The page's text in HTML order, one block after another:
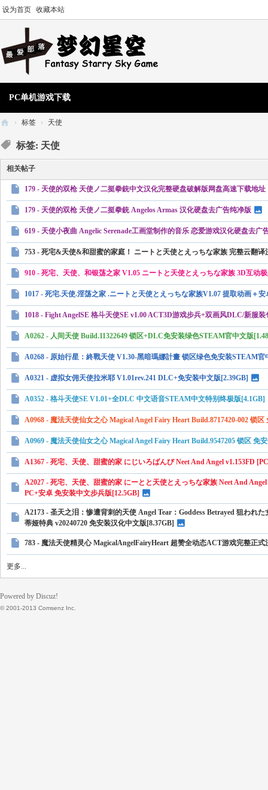
设为首页 收藏本站
PC单机游戏下载
梦
幻
星
游
戏
› 标签 › 天使
标签: 天使
相关帖子
179 - 天使的双枪 天使ノ二挺拳銃中文汉化完整硬盘破解版网盘高速下载地址
179 - 天使的双枪 天使ノ二挺拳銃 Angelos Armas 汉化硬盘去广告纯净版
619 - 天使小夜曲 Angelic Serenade工画堂制作的音乐 恋爱游戏汉化硬盘去广
753 - 死宅&天使&和甜蜜的家庭！ ニートと天使とえっちな家族 完整云翻译
910 - 死宅、天使、和银荡之家 V1.05 ニートと天使とえっちな家族 3D互动
1017 - 死宅.天使.淫荡之家 .ニートと天使とえっちな家族V1.07 提取动画＋
1018 - Fight AngelSE 格斗天使SE v1.00 ACT3D游戏步兵+双画风DLC/新服
A0262 - 人间天使 Build.11322649 锁区+DLC免安装绿色STEAM官中文版
A0268 - 原始行星：終戰天使 V1.30-黑暗瑪娜計畫 锁区绿色免安装STEAM官
A0321 - 虚拟女佣天使拉米耶 V1.01rev.241 DLC+免安装中文版[2.39GB]
A0352 - 格斗天使SE V1.01+全DLC 中文语音STEAM中文特别终极版[4.1GB]
A0968 - 魔法天使仙女之心 Magical Angel Fairy Heart Build.8717420-002 锁
A0969 - 魔法天使仙女之心 Magical Angel Fairy Heart Build.9547205 锁区 免
A1367 - 死宅、天使、甜蜜的家 にじいろばんび Neet And Angel v1.153FD
A2027 - 死宅、天使、甜蜜的家 にーとと天使とえっちな家族 Neet And
PC+安卓 免安装中文步兵版[12.5GB]
A2173 - 圣天之泪：惨遭背刺的天使 Angel Tear：Goddess Betrayed 狙われ
蒂娅特典 v20240720 免安装汉化中文版[8.37GB]
783 - 魔法天使精灵心 MagicalAngelFairyHeart 超赞全动态ACT游戏完整正
更多...
Powered by Discuz!
© 2001-2013 Comsenz Inc.